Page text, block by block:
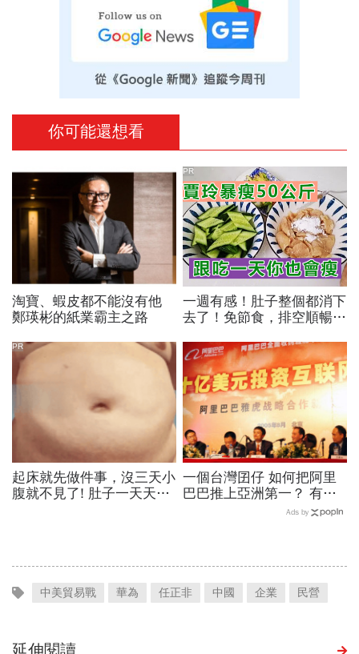
你可能還想看
淘寶、蝦皮都不能沒有他
鄭瑛彬的紙業霸主之路
一週有感！肚子整個都消下
去了！免節食，排空順暢就
PR
起床就先做件事，沒三天小
腹就不見了! 肚子一天天變
PR
一個台灣囝仔 如何把阿里
巴巴推上亞洲第一？ 有
他，才有阿里巴巴Ads by
中美貿易戰 華為 任正非 中國 企業 民營